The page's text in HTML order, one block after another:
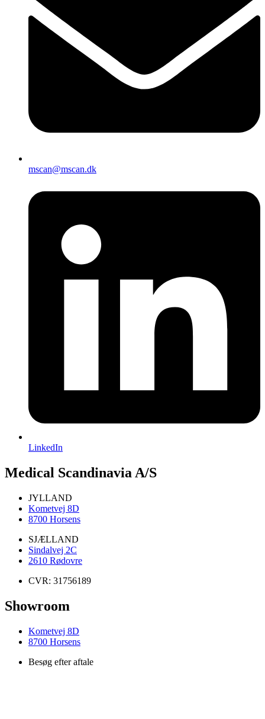
mscan@mscan.dk
LinkedIn
Medical Scandinavia A/S
JYLLAND
Kometvej 8D
8700 Horsens
SJÆLLAND
Sindalvej 2C
2610 Rødovre
CVR: 31756189
Showroom
Kometvej 8D
8700 Horsens
Besøg efter aftale